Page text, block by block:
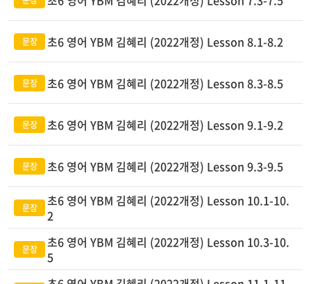
초6 영어 YBM 김혜리 (2022개정) Lesson 8.1-8.2
초6 영어 YBM 김혜리 (2022개정) Lesson 8.3-8.5
초6 영어 YBM 김혜리 (2022개정) Lesson 9.1-9.2
초6 영어 YBM 김혜리 (2022개정) Lesson 9.3-9.5
초6 영어 YBM 김혜리 (2022개정) Lesson 10.1-10.
2
초6 영어 YBM 김혜리 (2022개정) Lesson 10.3-10.
5